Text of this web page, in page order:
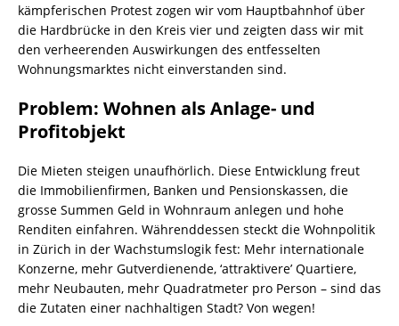
kämpferischen Protest zogen wir vom Hauptbahnhof über
die Hardbrücke in den Kreis vier und zeigten dass wir mit
den verheerenden Auswirkungen des entfesselten
Wohnungsmarktes nicht einverstanden sind.
Problem: Wohnen als Anlage- und
Profitobjekt
Die Mieten steigen unaufhörlich. Diese Entwicklung freut
die Immobilienfirmen, Banken und Pensionskassen, die
grosse Summen Geld in Wohnraum anlegen und hohe
Renditen einfahren. Währenddessen steckt die Wohnpolitik
in Zürich in der Wachstumslogik fest: Mehr internationale
Konzerne, mehr Gutverdienende, ‘attraktivere’ Quartiere,
mehr Neubauten, mehr Quadratmeter pro Person – sind das
die Zutaten einer nachhaltigen Stadt? Von wegen!